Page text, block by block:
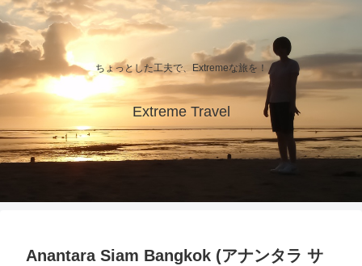
ちょっとした工夫で、Extremeな旅を！
Extreme Travel
Anantara Siam Bangkok (アナンタラ サ